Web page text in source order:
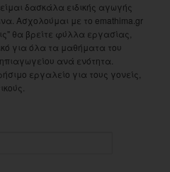
δασκάλα ειδικής αγωγής
Ασχολούμαι με το emathima.gr
θα βρείτε φύλλα εργασίας,
για όλα τα μαθήματα του
ανά ενότητα.
εργαλείο για τους γονείς,